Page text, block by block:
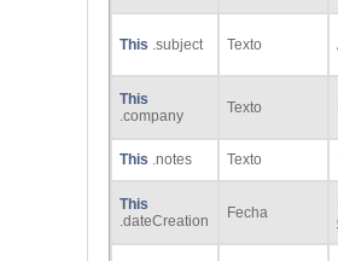
This .subject Texto
This
.company
Texto
This .notes Texto
This
.dateCreation
Fecha